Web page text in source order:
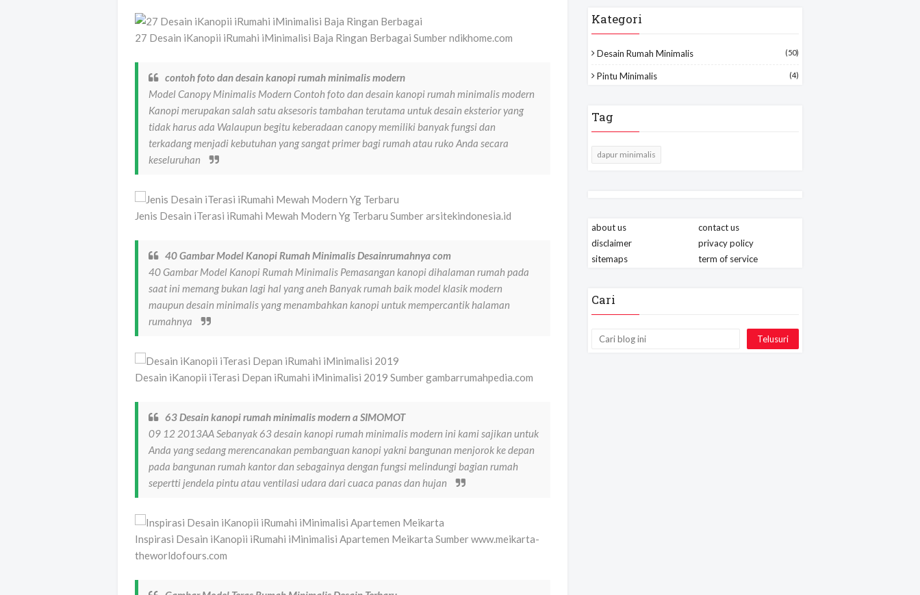
27 Desain iKanopii iRumahi iMinimalisi Baja Ringan Berbagai Sumber ndikhome.com
contoh foto dan desain kanopi rumah minimalis modern
Model Canopy Minimalis Modern Contoh foto dan desain kanopi rumah minimalis modern
Kanopi merupakan salah satu aksesoris tambahan terutama untuk desain eksterior yang
tidak harus ada Walaupun begitu keberadaan canopy memiliki banyak fungsi dan
terkadang menjadi kebutuhan yang sangat primer bagi rumah atau ruko Anda secara
keseluruhan
Jenis Desain iTerasi iRumahi Mewah Modern Yg Terbaru Sumber arsitekindonesia.id
40 Gambar Model Kanopi Rumah Minimalis Desainrumahnya com
40 Gambar Model Kanopi Rumah Minimalis Pemasangan kanopi dihalaman rumah pada
saat ini memang bukan lagi hal yang aneh Banyak rumah baik model klasik modern
maupun desain minimalis yang menambahkan kanopi untuk mempercantik halaman
rumahnya
Desain iKanopii iTerasi Depan iRumahi iMinimalisi 2019 Sumber gambarrumahpedia.com
63 Desain kanopi rumah minimalis modern a SIMOMOT
09 12 2013AA Sebanyak 63 desain kanopi rumah minimalis modern ini kami sajikan untuk
Anda yang sedang merencanakan pembanguan kanopi yakni bangunan menjorok ke depan
pada bangunan rumah kantor dan sebagainya dengan fungsi melindungi bagian rumah
sepertti jendela pintu atau ventilasi udara dari cuaca panas dan hujan
Inspirasi Desain iKanopii iRumahi iMinimalisi Apartemen Meikarta Sumber www.meikarta-
theworldofours.com
Kategori
Desain Rumah Minimalis (50)
Pintu Minimalis (4)
Tag
dapur minimalis
about us
contact us
disclaimer
privacy policy
sitemaps
term of service
Cari